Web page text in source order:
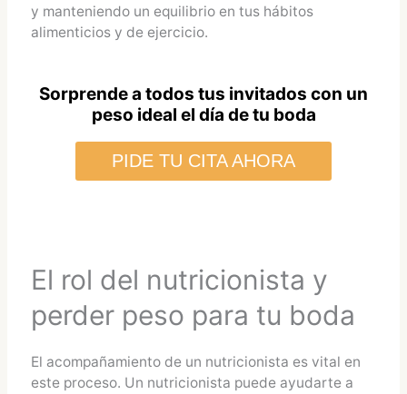
y manteniendo un equilibrio en tus hábitos
alimenticios y de ejercicio.
Sorprende a todos tus invitados con un
peso ideal el día de tu boda
PIDE TU CITA AHORA
El rol del nutricionista y
perder peso para tu boda
El acompañamiento de un nutricionista es vital en
este proceso. Un nutricionista puede ayudarte a